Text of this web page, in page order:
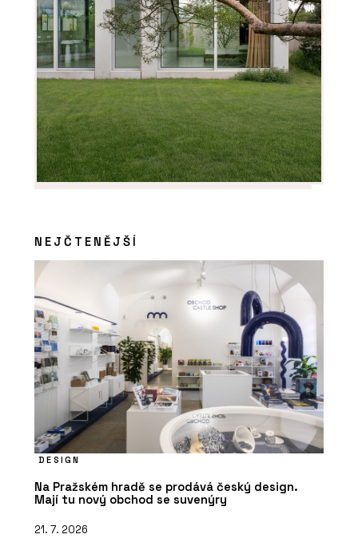
PRODUKTY
Židle Bombshell - Urbania
PRODUKTY
Koš Daku - Urbania
NEJČTENĚJŠÍ
DESIGN
Na Pražském hradě se prodává český design.
Mají tu nový obchod se suvenýry
21. 7. 2026